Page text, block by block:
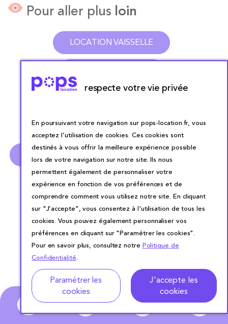
Pour aller plus loin
LOCATION VAISSELLE
LOCATION TABLE ET CHAISE PARIS
LOCATION MATÉRIEL ÉVÈNEMENTIEL PARIS
Adresse Dates de location
respecte votre vie privée
En poursuivant votre navigation sur pops-location.fr, vous
acceptez l’utilisation de cookies. Ces cookies sont
destinés à vous offrir la meilleure expérience possible
lors de votre navigation sur notre site. Ils nous
permettent également de personnaliser votre
expérience en fonction de vos préférences et de
comprendre comment vous utilisez notre site. En cliquant
sur "J’accepte", vous consentez à l'utilisation de tous les
cookies. Vous pouvez également personnaliser vos
préférences en cliquant sur "Paramétrer les cookies".
Pour en savoir plus, consultez notrePolitique de
Confidentialité.
Paramétrer les
cookies
J'accepte les
cookies